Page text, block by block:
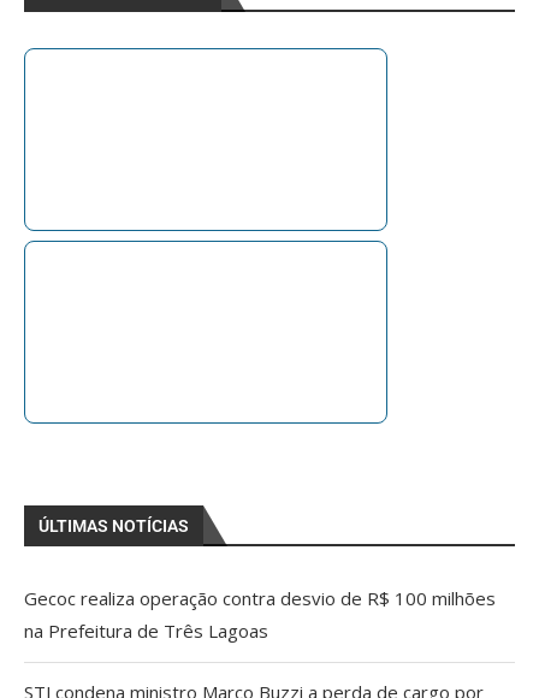
ÚLTIMAS NOTÍCIAS
Gecoc realiza operação contra desvio de R$ 100 milhões
na Prefeitura de Três Lagoas
STJ condena ministro Marco Buzzi a perda de cargo por